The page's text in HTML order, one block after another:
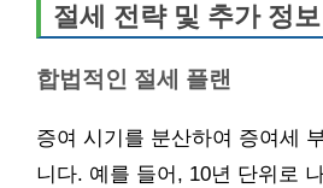
절세 전략 및 추가 정보
합법적인 절세 플랜
증여 시기를 분산하여 증여세
니다. 예를 들어, 10년 단위로